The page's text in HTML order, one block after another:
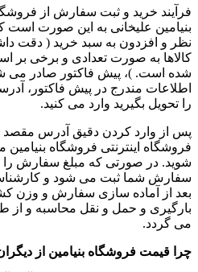
فرآیند خرید و ثبت سفارش از
بنیامین علیخانی به این صورت است
نظر و افزدون به سبد خرید ( دقت
کالاها به صورت تعدادی و برخی بر
شده است. )، پیش فاکتور صادر می
اطلاعات مندرج در پیش فاکتور،
را تحویل بگیرید وارد می کنید.
پس از وارد کردن دقیق آدرس مقصد
فروشگاه اینترنتی فروشگاه
شوید. در صورتی که مبلغ سفارش را
سفارش شما ثبت می شود و
بعد از آماده سازی سفارش و وزن
بارگیری و حمل و نقل محاسبه و از
می گردد.
چرا قیمت فروشگاه بنیامین از